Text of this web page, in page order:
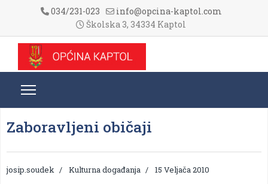
034/231-023
info@opcina-kaptol.com
Školska 3, 34334 Kaptol
Zaboravljeni običaji
josip.soudek Kulturna događanja 15 Veljača 2010